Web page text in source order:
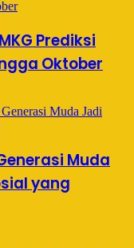
Prediksi
Oktober
Muda
yang